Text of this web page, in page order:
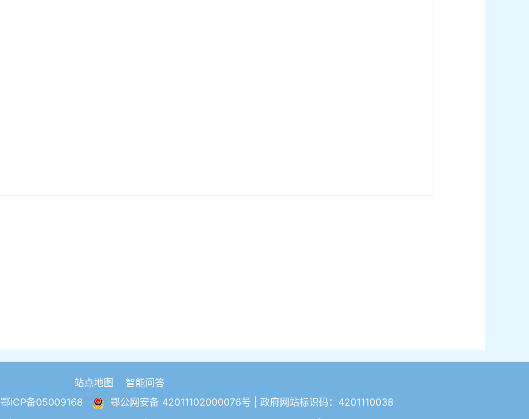
站点地图
智能问答
鄂ICP备05009168 鄂公网安备 42011102000076号 | 政府网站标识码：4201110038